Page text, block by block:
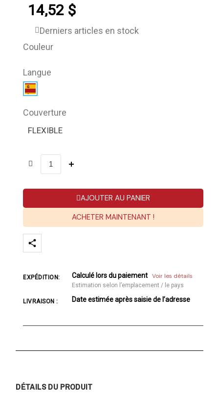
14,52 $
Derniers articles en stock
Couleur
Langue
Couverture
FLEXIBLE
AJOUTER AU PANIER
ACHETER MAINTENANT !
EXPÉDITION: Calculé lors du paiement Voir les détails
Estimation selon l’emplacement / le pays
LIVRAISON : Date estimée après saisie de l’adresse
DÉTAILS DU PRODUIT